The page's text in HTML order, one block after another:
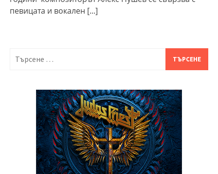
певицата и вокален [...]
Търсене
за: